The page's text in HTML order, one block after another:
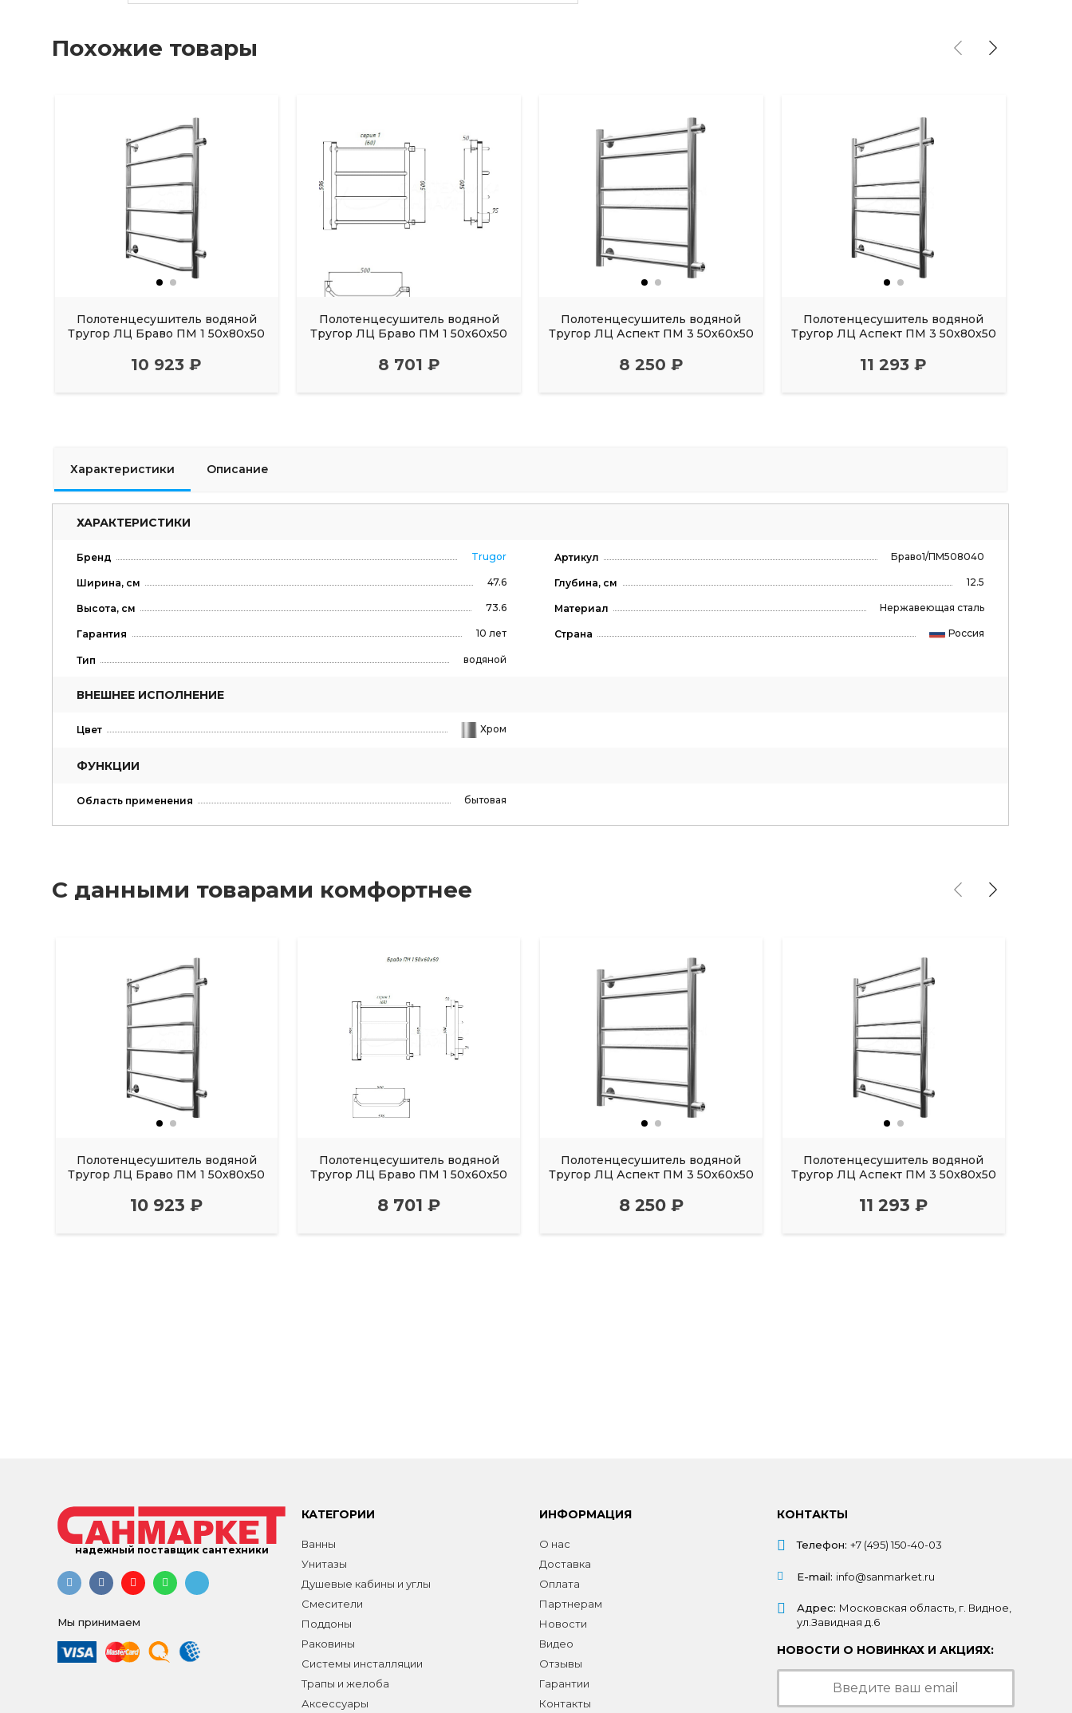
Похожие товары
Полотенцесушитель водяной
Тругор ЛЦ Браво ПМ 1 50x80x50
10 923 ₽
Полотенцесушитель водяной
Тругор ЛЦ Браво ПМ 1 50x60x50
8 701 ₽
Полотенцесушитель водяной
Тругор ЛЦ Аспект ПМ 3 50x60x50
8 250 ₽
Полотенцесушитель водяной
Тругор ЛЦ Аспект ПМ 3 50x80x50
11 293 ₽
Характеристики Описание
ХАРАКТЕРИСТИКИ
Бренд Trugor Артикул Браво1/ПМ508040
Ширина, см 47.6 Глубина, см 12.5
Высота, см 73.6 Материал Нержавеющая сталь
Гарантия 10 лет Страна Россия
Тип водяной
ВНЕШНЕЕ ИСПОЛНЕНИЕ
Цвет Хром
ФУНКЦИИ
Область применения бытовая
С данными товарами комфортнее
Полотенцесушитель водяной
Тругор ЛЦ Браво ПМ 1 50x80x50
10 923 ₽
Полотенцесушитель водяной
Тругор ЛЦ Браво ПМ 1 50x60x50
8 701 ₽
Полотенцесушитель водяной
Тругор ЛЦ Аспект ПМ 3 50x60x50
8 250 ₽
Полотенцесушитель водяной
Тругор ЛЦ Аспект ПМ 3 50x80x50
11 293 ₽
надежный поставщик сантехники
Мы принимаем
КАТЕГОРИИ
Ванны
Унитазы
Душевые кабины и углы
Смесители
Поддоны
Раковины
Системы инсталляции
Трапы и желоба
Аксессуары
ИНФОРМАЦИЯ
О нас
Доставка
Оплата
Партнерам
Новости
Видео
Отзывы
Гарантии
Контакты
КОНТАКТЫ
Телефон: +7 (495) 150-40-03
E-mail: info@sanmarket.ru
Адрес: Московская область, г. Видное,
ул.Завидная д.6
НОВОСТИ О НОВИНКАХ И АКЦИЯХ: